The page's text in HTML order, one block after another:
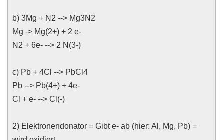
b) 3Mg + N2 --> Mg3N2
Mg -> Mg(2+) + 2 e-
N2 + 6e- --> 2 N(3-)
c) Pb + 4Cl --> PbCl4
Pb --> Pb(4+) + 4e-
Cl + e- --> Cl(-)
2) Elektronendonator = Gibt e- ab (hier: Al, Mg, Pb) =